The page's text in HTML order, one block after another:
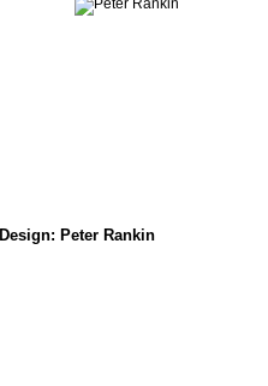
Design: Peter Rankin